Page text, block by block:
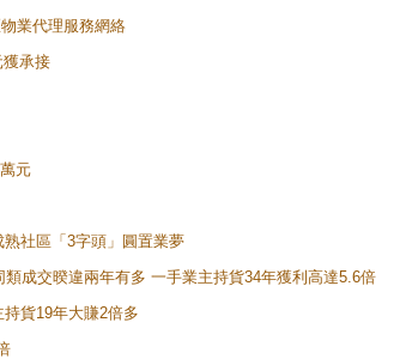
業代理服務網絡
獲承接
元
社區「3字頭」圓置業夢
成交暌違兩年有多 一手業主持貨34年獲利高達5.6倍
貨19年大賺2倍多